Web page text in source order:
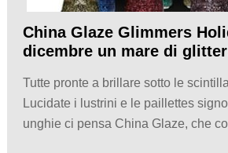
China Glaze Glimmers
dicembre un mare di
Tutte pronte a brillare sotto le
Lucidate i lustrini e le paillettes
unghie ci pensa China Glaze, che